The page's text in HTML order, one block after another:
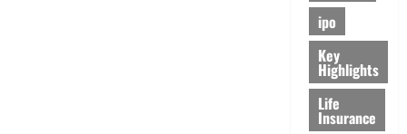
ipo
Key
Highlights
Life
Insurance